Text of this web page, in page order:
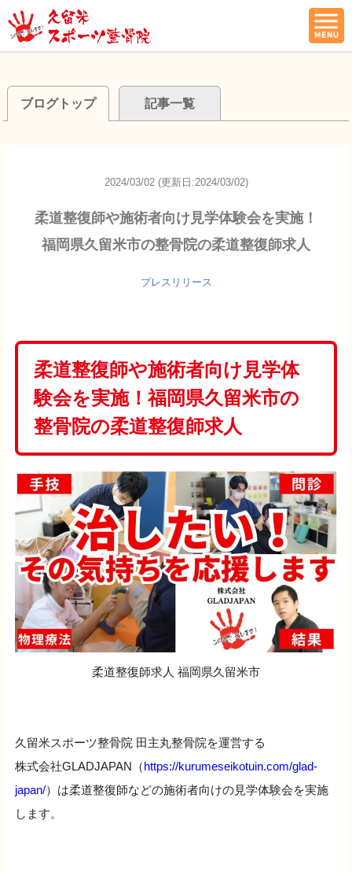
ブログトップ 記事一覧
2024/03/02 (更新日:2024/03/02)
柔道整復師や施術者向け見学体験会を実施！
福岡県久留米市の整骨院の柔道整復師求人
プレスリリース
柔道整復師や施術者向け見学体
験会を実施！福岡県久留米市の
整骨院の柔道整復師求人
柔道整復師求人 福岡県久留米市
久留米スポーツ整骨院 田主丸整骨院を運営する
株式会社GLADJAPAN（https://kurumeseikotuin.com/glad-
japan/）は柔道整復師などの施術者向けの見学体験会を実施
します。